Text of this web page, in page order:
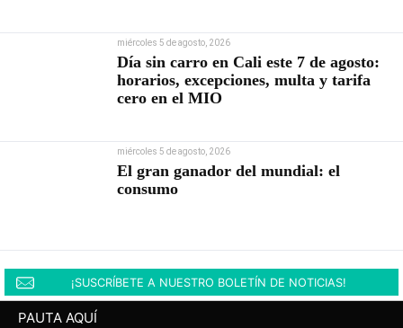
miércoles 5 de agosto, 2026
Día sin carro en Cali este 7 de agosto:
horarios, excepciones, multa y tarifa
cero en el MIO
miércoles 5 de agosto, 2026
El gran ganador del mundial: el
consumo
¡SUSCRÍBETE A NUESTRO BOLETÍN DE NOTICIAS!
PAUTA AQUÍ